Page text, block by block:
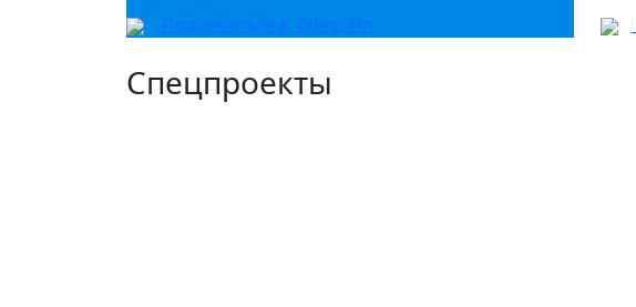
Подписаться в Telegram
Спецпроекты